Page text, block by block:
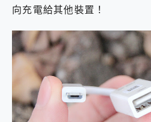
向充電給其他裝置！